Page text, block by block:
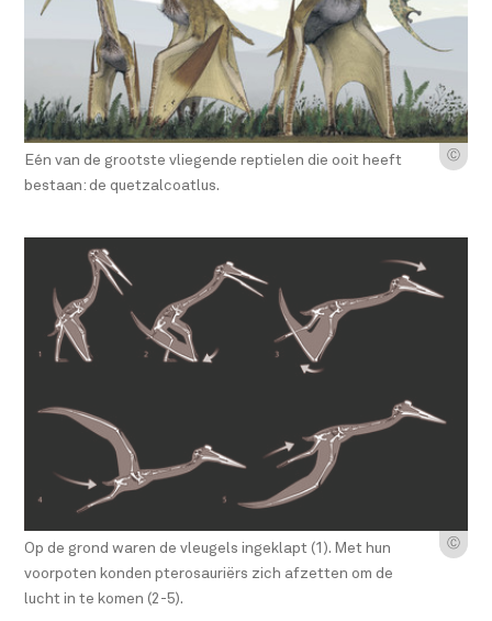
Ⓒ
Eén van de grootste vliegende reptielen die ooit heeft
bestaan: de quetzalcoatlus.
Ⓒ
Op de grond waren de vleugels ingeklapt (1). Met hun
voorpoten konden pterosauriërs zich afzetten om de
lucht in te komen (2-5).